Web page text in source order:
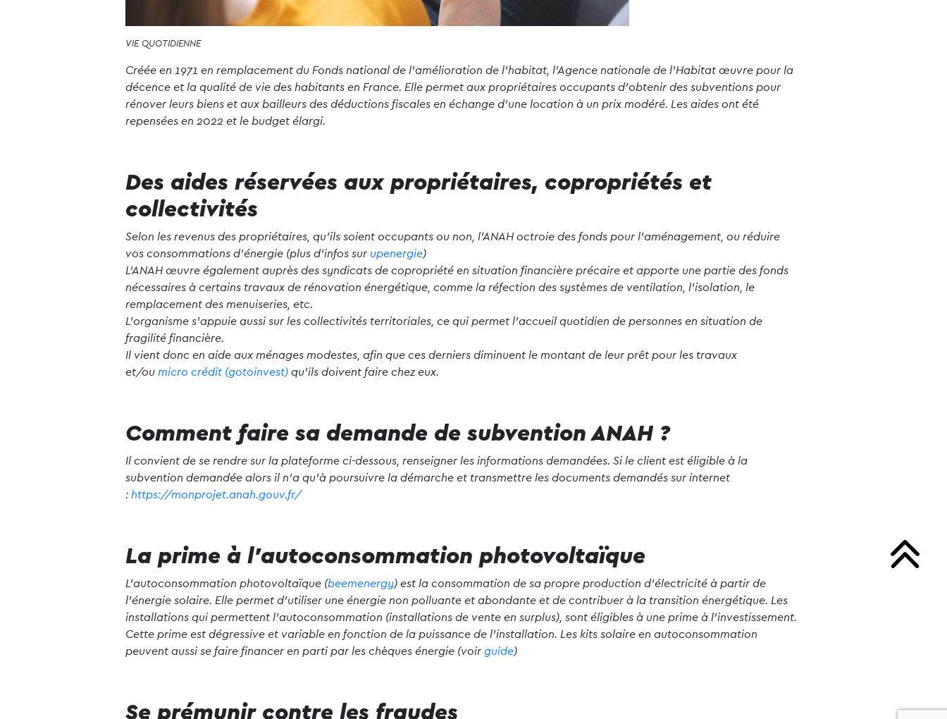
VIE QUOTIDIENNE
Créée en 1971 en remplacement du Fonds national de l’amélioration de l’habitat, l’Agence nationale de l’Habitat œuvre pour la
décence et la qualité de vie des habitants en France. Elle permet aux propriétaires occupants d’obtenir des subventions pour
rénover leurs biens et aux bailleurs des déductions fiscales en échange d’une location à un prix modéré. Les aides ont été
repensées en 2022 et le budget élargi.
Des aides réservées aux propriétaires, copropriétés et
collectivités
Selon les revenus des propriétaires, qu’ils soient occupants ou non, l’ANAH octroie des fonds pour l’aménagement, ou réduire
vos consommations d’énergie (plus d’infos sur upenergie)
L’ANAH œuvre également auprès des syndicats de copropriété en situation financière précaire et apporte une partie des fonds
nécessaires à certains travaux de rénovation énergétique, comme la réfection des systèmes de ventilation, l’isolation, le
remplacement des menuiseries, etc.
L’organisme s’appuie aussi sur les collectivités territoriales, ce qui permet l’accueil quotidien de personnes en situation de
fragilité financière.
Il vient donc en aide aux ménages modestes, afin que ces derniers diminuent le montant de leur prêt pour les travaux
et/ou micro crédit (gotoinvest) qu’ils doivent faire chez eux.
Comment faire sa demande de subvention ANAH ?
Il convient de se rendre sur la plateforme ci-dessous, renseigner les informations demandées. Si le client est éligible à la
subvention demandée alors il n’a qu’à poursuivre la démarche et transmettre les documents demandés sur internet
: https://monprojet.anah.gouv.fr/
La prime à l’autoconsommation photovoltaïque
L’autoconsommation photovoltaïque (beemenergy) est la consommation de sa propre production d’électricité à partir de
l’énergie solaire. Elle permet d’utiliser une énergie non polluante et abondante et de contribuer à la transition énergétique. Les
installations qui permettent l’autoconsommation (installations de vente en surplus), sont éligibles à une prime à l’investissement.
Cette prime est dégressive et variable en fonction de la puissance de l’installation. Les kits solaire en autoconsommation
peuvent aussi se faire financer en parti par les chèques énergie (voirguide)
Se prémunir contre les fraudes